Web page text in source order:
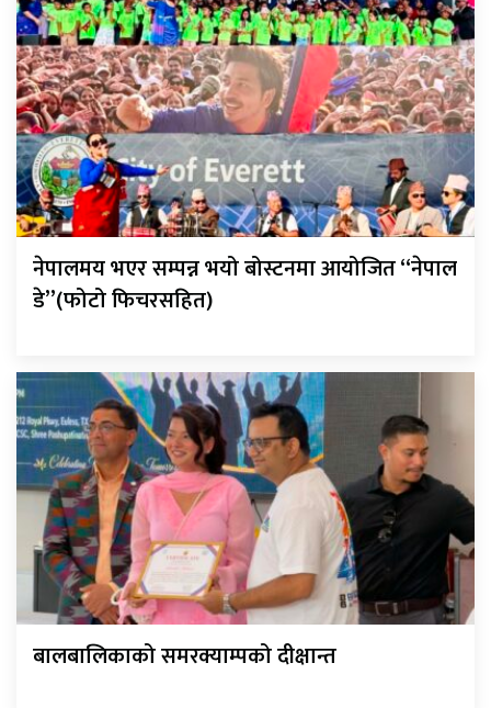
नेपालमय भएर सम्पन्न भयो बोस्टनमा आयोजित “नेपाल
डे”(फोटो फिचरसहित)
बालबालिकाको समरक्याम्पको दीक्षान्त